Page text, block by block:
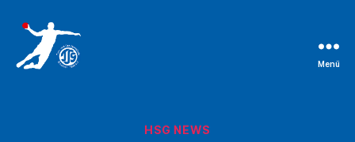
Menü
Kategorien
HSG NEWS